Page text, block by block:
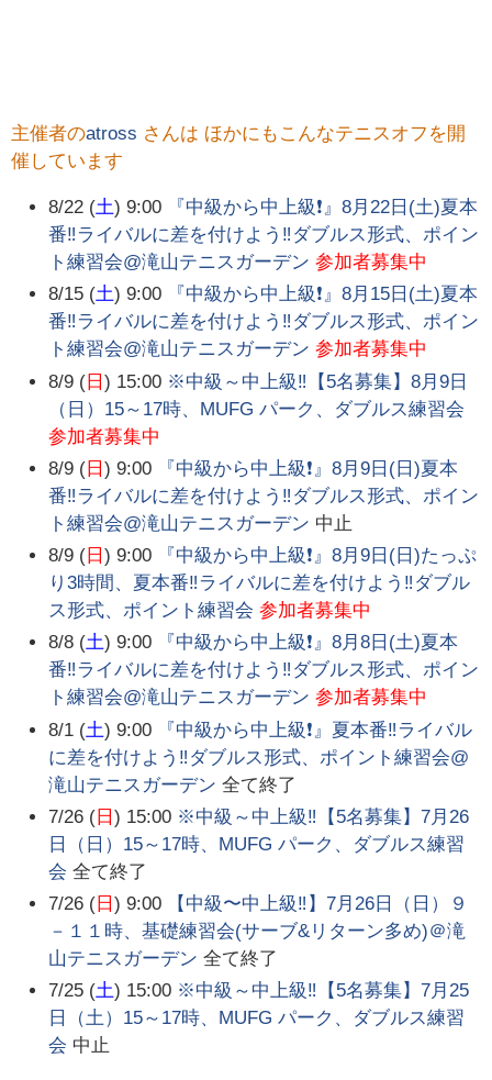
主催者のatross さんは ほかにもこんなテニスオフを開
催しています
8/22 (土) 9:00
『中級から中上級❗️』8月22日(土)夏本
番‼️ライバルに差を付けよう‼️ダブルス形式、ポイン
ト練習会@滝山テニスガーデン 参加者募集中
8/15 (土) 9:00
『中級から中上級❗️』8月15日(土)夏本
番‼️ライバルに差を付けよう‼️ダブルス形式、ポイン
ト練習会@滝山テニスガーデン 参加者募集中
8/9 ( 日) 15:00 ※中級～中上級‼️【5名募集】8月9日
（日）15～17時、MUFG パーク、ダブルス練習会
参加者募集中
8/9 ( 日) 9:00
『中級から中上級❗️』8月9日(日)夏本
番‼️ライバルに差を付けよう‼️ダブルス形式、ポイン
ト練習会@滝山テニスガーデン 中止
8/9 ( 日) 9:00
『中級から中上級❗️』8月9日(日)たっぷ
り3時間、夏本番‼️ライバルに差を付けよう‼️ダブル
ス形式、ポイント練習会 参加者募集中
8/8 (土) 9:00
『中級から中上級❗️』8月8日(土)夏本
番‼️ライバルに差を付けよう‼️ダブルス形式、ポイン
ト練習会@滝山テニスガーデン 参加者募集中
8/1 (土) 9:00
『中級から中上級❗️』夏本番‼️ライバル
に差を付けよう‼️ダブルス形式、ポイント練習会@
滝山テニスガーデン 全て終了
7/26 ( 日) 15:00 ※中級～中上級‼️【5名募集】7月26
日（日）15～17時、MUFG パーク、ダブルス練習
会 全て終了
7/26 ( 日) 9:00
【中級〜中上級‼️】7月26日（日）９
－１１時、基礎練習会(サーブ&リターン多め)＠滝
山テニスガーデン 全て終了
7/25 (土) 15:00 ※中級～中上級‼️【5名募集】7月25
日（土）15～17時、MUFG パーク、ダブルス練習
会 中止